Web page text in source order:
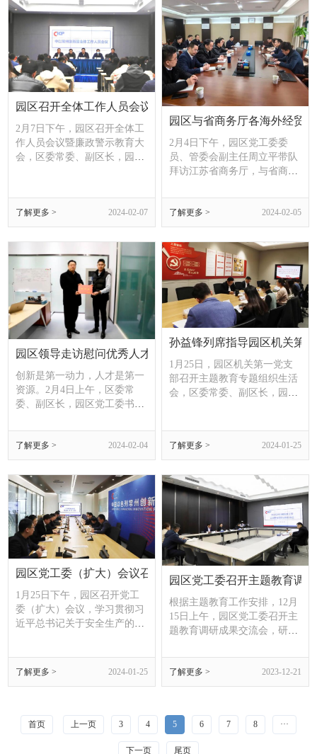
长，园区党工委书记、管委会
主任孙益锋主持会议并讲话，
园区班子领导、各支部书记、
全体工作人员参加会议。
园区召开全体工作人员会议暨廉政警示教育大会
2月7日下午，园区召开全体工
作人员会议暨廉政警示教育大
会，区委常委、副区长，园区
班子成员、全体工作人员参加
会议。
了解更多 > 2024-02-07
园区与省商务厅各海外经贸
2月4日下午，园区党工委委
员、管委会副主任周立平带队
拜访江苏省商务厅，与省商务
冬、一级调研员范志刚、江苏
省驻海外经贸代表处代表等交
流洽谈。
了解更多 > 2024-02-05
园区领导走访慰问优秀人才
创新是第一动力，人才是第一
资源。2月4日上午，区委常
委、副区长，园区党工委书
访慰问园区优秀人才代表，了
解企业发展情况，倾听人才成
长需求，并致以节日问候和新
春祝福。园区领导周立平参加
活动。
了解更多 > 2024-02-04
孙益锋列席指导园区机关第
1月25日，园区机关第一党支
部召开主题教育专题组织生活
会，区委常委、副区长，园区
了解更多 > 2024-01-25
园区党工委（扩大）会议召开 聚焦安全生产 筑牢安全防线
1月25日下午，园区召开党工
委（扩大）会议，学习贯彻习
近平总书记关于安全生产的重
署园区贯彻落实安全生产重点
工作。园区党工委全体领导、
了解更多 > 2024-01-25
园区党工委召开主题教育调
根据主题教育工作安排，12月
15日上午，园区党工委召开主
题教育调研成果交流会，研讨
委、副区长，园区党工委书
记、管委会主任孙益锋主持会
议并讲话，党工委班子成员作
了解更多 > 2023-12-21
首页 上一页 3 4 5 6 7 8 ···
下一页 尾页